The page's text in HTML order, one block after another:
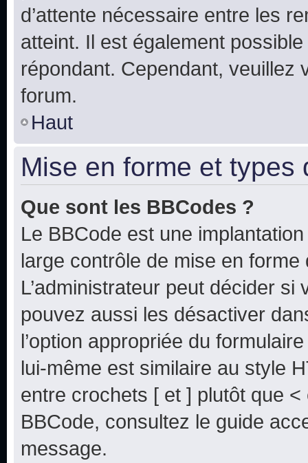
d’attente nécessaire entre les
atteint. Il est également
répondant. Cependant,
forum.
Haut
Mise en forme et types
Que sont les BBCodes ?
Le BBCode est une
large contrôle de mise en forme
L’administrateur peut décider
pouvez aussi les désactiver
l’option appropriée du
lui-même est similaire au style
entre crochets [ et ] plutôt que
BBCode, consultez le guide
message.